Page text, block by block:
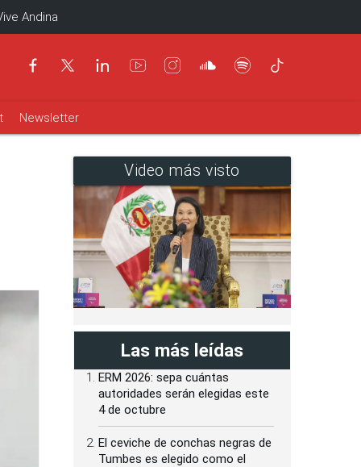
Andina
Newsletter
Video más visto
Las más leídas
ERM 2026: sepa cuántas
autoridades serán elegidas este
4 de octubre
El ceviche de conchas negras de
Tumbes es elegido como el